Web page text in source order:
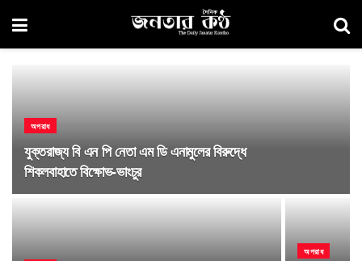
অপরাধ
যুক্তরাজ্য বি এন পি নেতা এম ডি এনামুলের বিরুদ্ধে
শিকলবাহাতে বিক্ষোভ-ভাংচুর
অপরাধ